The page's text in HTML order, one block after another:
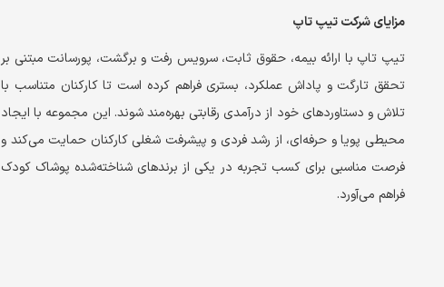
مزایای شرکت تیپ تاپ
تیپ تاپ با ارائه بیمه، حقوق ثابت، سرویس رفت و برگشت، پورسانت مبتنی بر
تحقق تارگت و پاداش عملکرد، بستری فراهم کرده است تا کارکنان متناسب با
تلاش و دستاوردهای خود از درآمدی رقابتی بهره‌مند شوند. این مجموعه با ایجاد
محیطی پویا و حرفه‌ای، از رشد فردی و پیشرفت شغلی کارکنان حمایت می‌کند و
فرصت مناسبی برای کسب تجربه در یکی از برندهای شناخته‌شده پوشاک کودک
فراهم می‌آورد.